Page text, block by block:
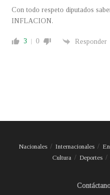
Con todo respeto diputados
INFLACION.
3 0 Responder
Nacionales Internacionales
Cultura
Deportes